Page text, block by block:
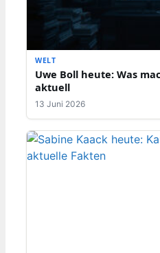
WELT
Uwe Boll heute: Was
aktuell
13 Juni 2026